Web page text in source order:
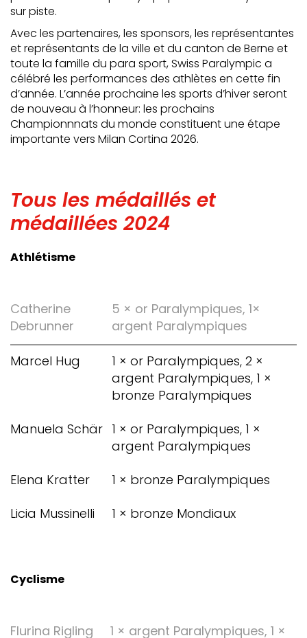
sur piste.
Avec les partenaires, les sponsors, les représentantes
et représentants de la ville et du canton de Berne et
toute la famille du para sport, Swiss Paralympic a
célébré les performances des athlètes en cette fin
d’année. L’année prochaine les sports d’hiver seront
de nouveau à l’honneur: les prochains
Championnnats du monde constituent une étape
importante vers Milan Cortina 2026.
Tous les médaillés et
médaillées 2024
Athlétisme
Catherine
Debrunner
5 × or Paralympiques, 1×
argent Paralympiques
Marcel Hug
1 × or Paralympiques, 2 ×
argent Paralympiques, 1 ×
bronze Paralympiques
Manuela Schär
1 × or Paralympiques, 1 ×
argent Paralympiques
Elena Kratter 1 × bronze Paralympiques
Licia Mussinelli 1 × bronze Mondiaux
Cyclisme
Flurina Rigling 1 × argent Paralympiques, 1 ×